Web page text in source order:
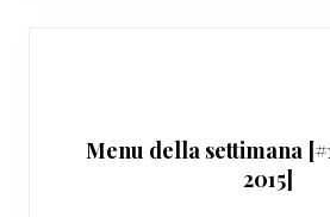
Menu della settimana
2015]